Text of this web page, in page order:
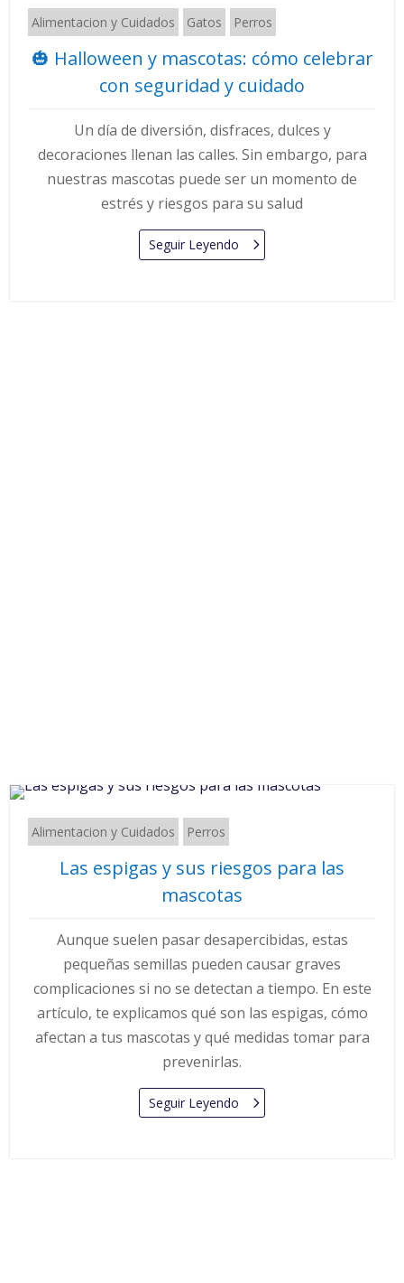
Alimentacion y Cuidados Gatos Perros
🎃 Halloween y mascotas: cómo celebrar
con seguridad y cuidado
Un día de diversión, disfraces, dulces y
decoraciones llenan las calles. Sin embargo, para
nuestras mascotas puede ser un momento de
estrés y riesgos para su salud
Seguir Leyendo
Alimentacion y Cuidados Perros
Las espigas y sus riesgos para las
mascotas
Aunque suelen pasar desapercibidas, estas
pequeñas semillas pueden causar graves
complicaciones si no se detectan a tiempo. En este
artículo, te explicamos qué son las espigas, cómo
afectan a tus mascotas y qué medidas tomar para
prevenirlas.
Seguir Leyendo